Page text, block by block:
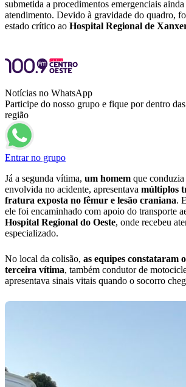
submetida a procedimentos emergenciais
atendimento. Devido à gravidade do quadro,
estado crítico ao Hospital Regional de
Notícias no WhatsApp
Participe do nosso grupo e fique por dentro
região
Entrar no grupo
Já a segunda vítima, um homem que
envolvida no acidente, apresentava múltiplos
fratura exposta no fêmur e lesão craniana.
ele foi encaminhado com apoio do transporte
Hospital Regional do Oeste, onde recebeu
especializado.
No local da colisão, as equipes constataram
terceira vítima, também condutor de
apresentava sinais vitais quando o socorro